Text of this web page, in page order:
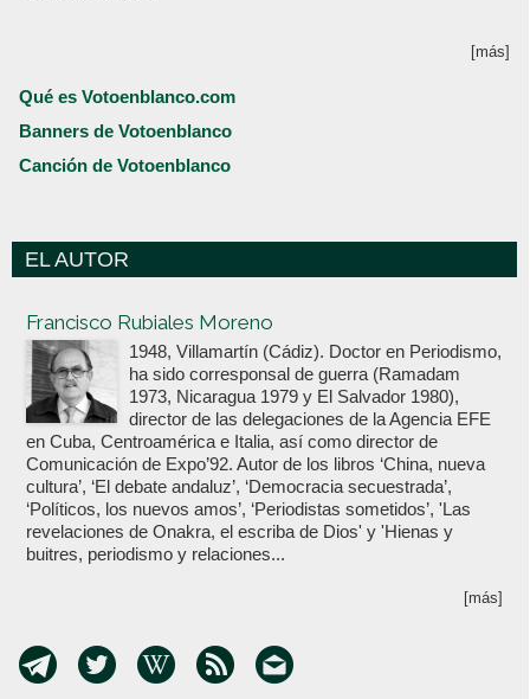
[más]
Qué es Votoenblanco.com
Banners de Votoenblanco
Canción de Votoenblanco
EL AUTOR
Francisco Rubiales Moreno
1948, Villamartín (Cádiz). Doctor en Periodismo,
ha sido corresponsal de guerra (Ramadam
1973, Nicaragua 1979 y El Salvador 1980),
director de las delegaciones de la Agencia EFE
en Cuba, Centroamérica e Italia, así como director de
Comunicación de Expo’92. Autor de los libros ‘China, nueva
cultura’, ‘El debate andaluz’, ‘Democracia secuestrada’,
‘Políticos, los nuevos amos’, ‘Periodistas sometidos’, 'Las
revelaciones de Onakra, el escriba de Dios' y 'Hienas y
buitres, periodismo y relaciones...
[más]